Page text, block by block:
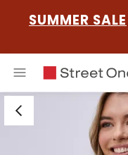
SUMMER SALE